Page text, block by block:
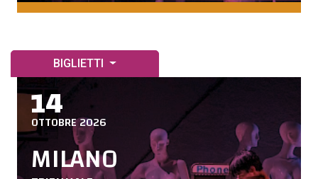
BIGLIETTI
14
OTTOBRE 2026
MILANO